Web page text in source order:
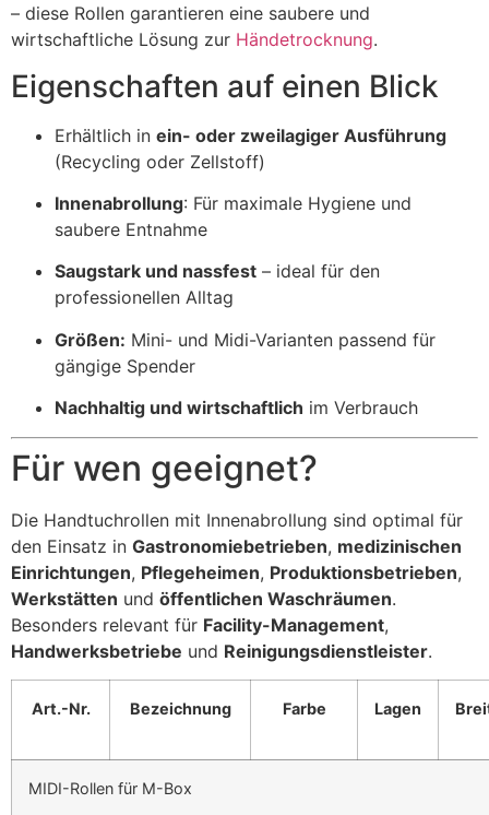
– diese Rollen garantieren eine saubere und
wirtschaftliche Lösung zur Händetrocknung.
Eigenschaften auf einen Blick
Erhältlich in ein- oder zweilagiger Ausführung
(Recycling oder Zellstoff)
Innenabrollung: Für maximale Hygiene und
saubere Entnahme
Saugstark und nassfest – ideal für den
professionellen Alltag
Größen: Mini- und Midi-Varianten passend für
gängige Spender
Nachhaltig und wirtschaftlich im Verbrauch
Für wen geeignet?
Die Handtuchrollen mit Innenabrollung sind optimal für
den Einsatz in Gastronomiebetrieben, medizinischen
Einrichtungen, Pflegeheimen, Produktionsbetrieben,
Werkstätten und öffentlichen Waschräumen.
Besonders relevant für Facility-Management,
Handwerksbetriebe und Reinigungsdienstleister.
Art.-Nr. Bezeichnung Farbe Lagen
MIDI-Rollen für M-Box